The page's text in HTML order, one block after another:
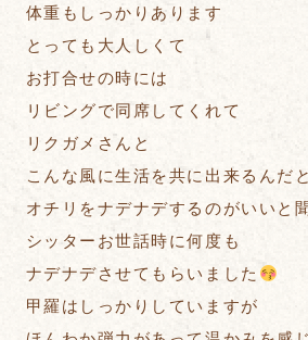
体重もしっかりあります
とっても大人しくて
お打合せの時には
リビングで同席してくれて
リクガメさんと
こんな風に生活を共に出来るんだ
オチリをナデナデするのがいいと
シッターお世話時に何度も
ナデナデさせてもらいました
甲羅はしっかりしていますが